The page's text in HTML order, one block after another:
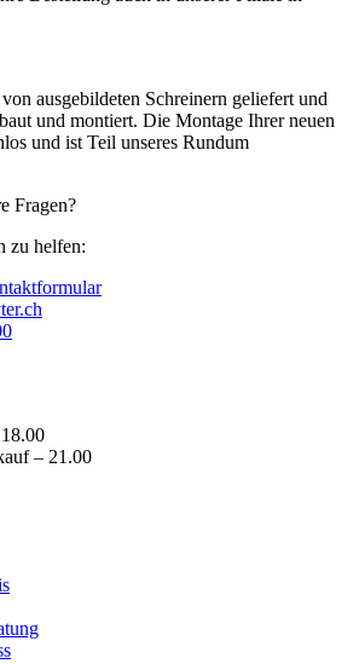
ausgebildeten Schreinern geliefert und
und montiert. Die Montage Ihrer neuen
und ist Teil unseres Rundum
Fragen?
zu helfen:
– 21.00